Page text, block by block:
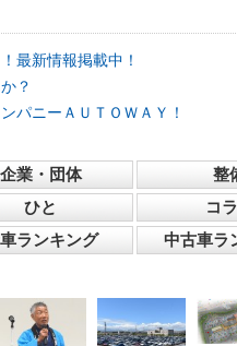
最新情報掲載中！
？
パニーＡＵＴＯＷＡＹ！
企業・団体
整
ひと
コ
ランキング 中古車ラ